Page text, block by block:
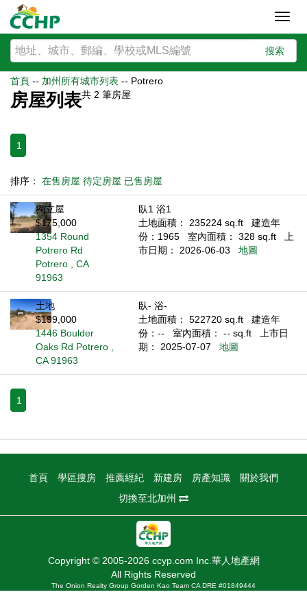
搜索
首頁 -- 加州所有城市列表 -- Potrero
房屋列表共 2 筆房屋
1
排序： 在售房屋 待定房屋 已售房屋
獨立屋
$175,000
1354 Round
Potrero Rd
Potrero , CA
91963
臥1 浴1
土地面積： 235224 sq.ft
建造年
份：1965
室內面積： 328 sq.ft
上
市日期： 2026-06-03
地圖
土地
$199,000
1446 Boulder
Oaks Rd Potrero ,
CA 91963
臥- 浴-
土地面積： 522720 sq.ft
建造年
份：--
室內面積： -- sq.ft
上市日
期： 2025-07-07
地圖
1
首頁 學區搜房 推薦經紀 新建房 房產知識
關於我們
切換至北加州
Copyright © 2005-2026 ccyp.com Inc.華人地產網
All Rights Reserved
The Onion Realty Group Gorden Kao Team CA DRE #01849444